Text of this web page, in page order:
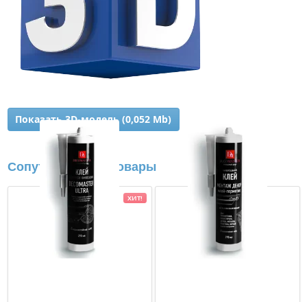
Показать 3D-модель (0,052 Mb)
Сопутствующие товары
ХИТ!